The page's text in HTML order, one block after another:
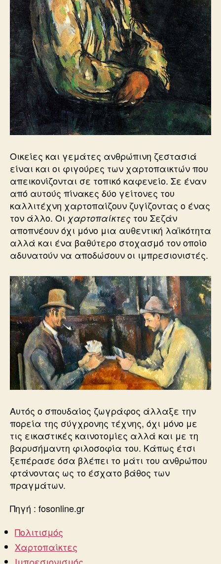
Οικείες και γεμάτες ανθρώπινη ζεστασιά
είναι και οι φιγούρες των χαρτοπαικτών που
απεικονίζονται σε τοπικό καφενείο. Σε έναν
από αυτούς πίνακες δύο γείτονες του
καλλιτέχνη χαρτοπαίζουν ζυγίζοντας ο ένας
τον άλλο. Οι χαρτοπαίκτες του Σεζάν
αποπνέουν όχι μόνο μια αυθεντική λαϊκότητα
αλλά και ένα βαθύτερο στοχασμό τον οποίο
αδυνατούν να αποδώσουν οι ιμπρεσιονιστές.
Αυτός ο σπουδαίος ζωγράφος άλλαξε την
πορεία της σύγχρονης τέχνης, όχι μόνο με
τις εικαστικές καινοτομίες αλλά και με τη
βαρυσήμαντη φιλοσοφία του. Κάπως έτσι
ξεπέρασε όσα βλέπει το μάτι του ανθρώπου
φτάνοντας ως το έσχατο βάθος των
πραγμάτων.
Πηγή : fosonline.gr
Πολιτισμός
Χαρτοπαίκτες
Ιμπρεσιονισμός